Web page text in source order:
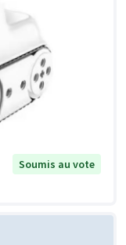
Soumis au vote